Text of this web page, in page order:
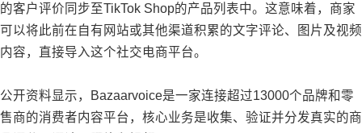
的客户评价同步至TikTok Shop的产品列表中。这意味着，商家
可以将此前在自有网站或其他渠道积累的文字评论、图片及视频
内容，直接导入这个社交电商平台。
公开资料显示，Bazaarvoice是一家连接超过13000个品牌和零
售商的消费者内容平台，核心业务是收集、验证并分发真实的商